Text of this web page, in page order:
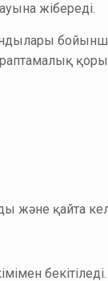
жібереді.
қайта
бекітіледі.